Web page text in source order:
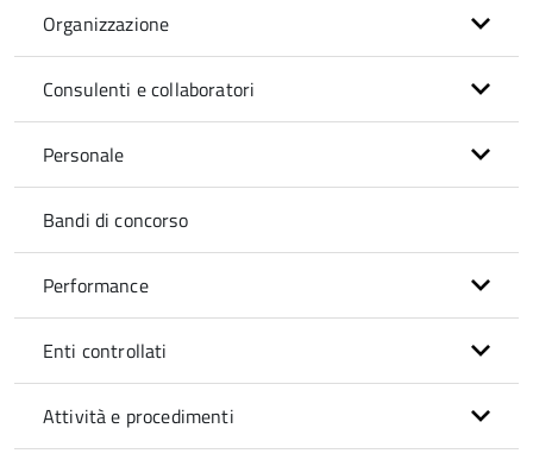
Organizzazione
Consulenti e collaboratori
Personale
Bandi di concorso
Performance
Enti controllati
Attività e procedimenti